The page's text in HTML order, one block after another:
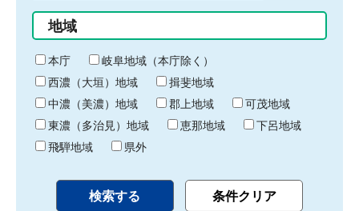
始
り
間
終
わ
り
地域
本庁
岐阜地域（本庁除く）
西濃（大垣）地域
揖斐地域
中濃（美濃）地域
郡上地域
可茂地域
東濃（多治見）地域
恵那地域
下呂地域
飛騨地域
県外